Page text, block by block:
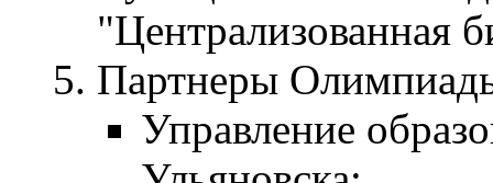
"Централизованная
Партнеры
Управление